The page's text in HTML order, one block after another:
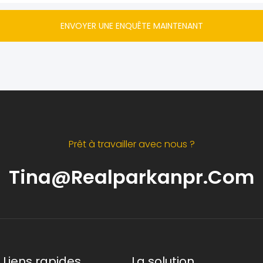
ENVOYER UNE ENQUÊTE MAINTENANT
Prêt à travailler avec nous ?
Tina@realparkanpr.com